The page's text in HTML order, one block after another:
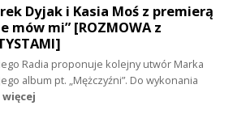
Dyjak i Kasia Moś z premierą
mów mi” [ROZMOWA z
Radia proponuje kolejny utwór Marka
album pt. „Mężczyźni”. Do wykonania
więcej